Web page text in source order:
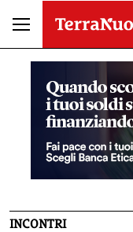
INCONTRI